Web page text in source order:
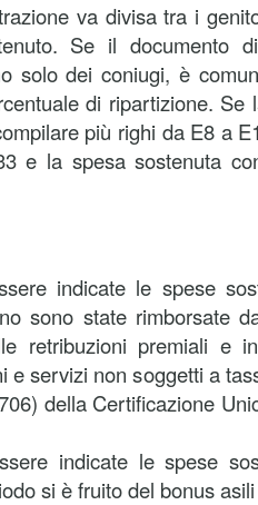
va divisa tra i
Se il documento
solo dei coniugi, è
di ripartizione. Se
più righi da E8 a
e la spesa sostenuta
indicate le spese
sono state rimborsate
retribuzioni premiali e
e servizi non soggetti a
della Certificazione
indicate le spese
si è fruito del bonus